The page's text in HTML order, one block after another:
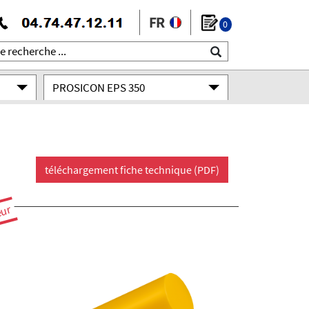
0
PROSICON EPS 350
téléchargement fiche technique (PDF)